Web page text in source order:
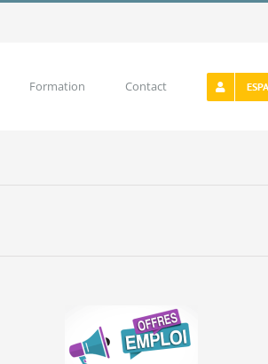
Formation Contact